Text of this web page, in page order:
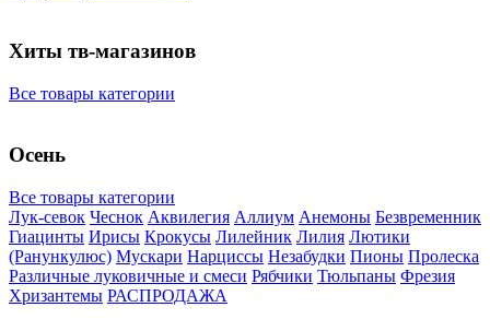
Хиты тв-магазинов
Все товары категории
Осень
Все товары категории
Лук-севок Чеснок Аквилегия Аллиум Анемоны Безвременник
Гиацинты Ирисы Крокусы Лилейник Лилия Лютики
(Ранункулюс) Мускари Нарцисcы Незабудки Пионы Пролеска
Различные луковичные и смеси Рябчики Тюльпаны Фрезия
Хризантемы РАСПРОДАЖА